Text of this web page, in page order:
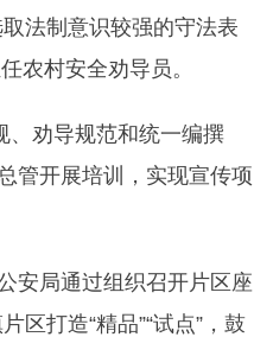
法制意识较强的守法表
农村安全劝导员。
、劝导规范和统一编撰
管开展培训，实现宣传项
安局通过组织召开片区座
区打造“精品”“试点”，鼓